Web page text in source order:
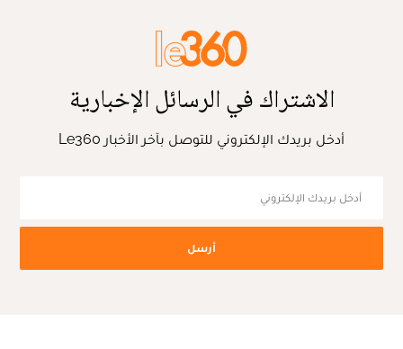
الاشتراك في الرسائل الإخبارية
أدخل بريدك الإلكتروني للتوصل بآخر الأخبار Le360
أرسل